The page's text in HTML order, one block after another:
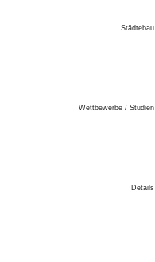
Städtebau
Wettbewerbe / Studien
Details